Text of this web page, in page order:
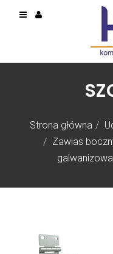
Strona główna
Zawias